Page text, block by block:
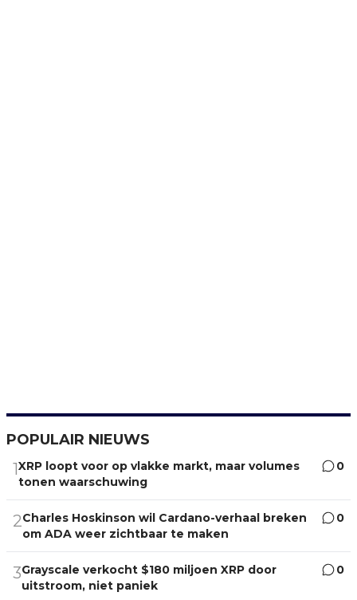
POPULAIR NIEUWS
1XRP loopt voor op vlakke markt, maar volumes
tonen waarschuwing
0
2Charles Hoskinson wil Cardano-verhaal breken
om ADA weer zichtbaar te maken
0
3Grayscale verkocht $180 miljoen XRP door
uitstroom, niet paniek
0